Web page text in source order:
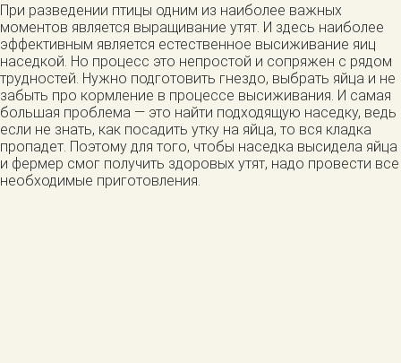
При разведении птицы одним из наиболее важных
моментов является выращивание утят. И здесь наиболее
эффективным является естественное высиживание яиц
наседкой. Но процесс это непростой и сопряжен с рядом
трудностей. Нужно подготовить гнездо, выбрать яйца и не
забыть про кормление в процессе высиживания. И самая
большая проблема — это найти подходящую наседку, ведь
если не знать, как посадить утку на яйца, то вся кладка
пропадет. Поэтому для того, чтобы наседка высидела яйца
и фермер смог получить здоровых утят, надо провести все
необходимые приготовления.